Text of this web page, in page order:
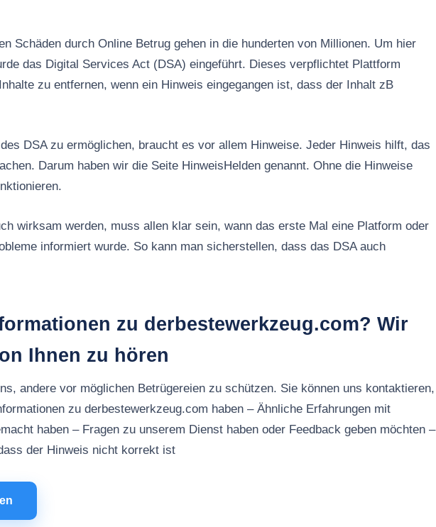
Schäden durch Online Betrug gehen in die hunderten von Millionen. Um hier
das Digital Services Act (DSA) eingeführt. Dieses verpflichtet Plattform
zu entfernen, wenn ein Hinweis eingegangen ist, dass der Inhalt zB
DSA zu ermöglichen, braucht es vor allem Hinweise. Jeder Hinweis hilft, das
Darum haben wir die Seite HinweisHelden genannt. Ohne die Hinweise
wirksam werden, muss allen klar sein, wann das erste Mal eine Platform oder
informiert wurde. So kann man sicherstellen, dass das DSA auch
zu derbestewerkzeug.com? Wir
Ihnen zu hören
andere vor möglichen Betrügereien zu schützen. Sie können uns kontaktieren,
zu derbestewerkzeug.com haben – Ähnliche Erfahrungen mit
haben – Fragen zu unserem Dienst haben oder Feedback geben möchten –
der Hinweis nicht korrekt ist